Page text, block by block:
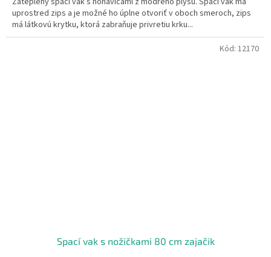
uprostred zips a je možné ho úplne otvoriť v oboch smeroch, zips
má látkovú krytku, ktorá zabraňuje privretiu krku...
Spací vak s nožičkami 80 cm zajačik
Kód: 12170